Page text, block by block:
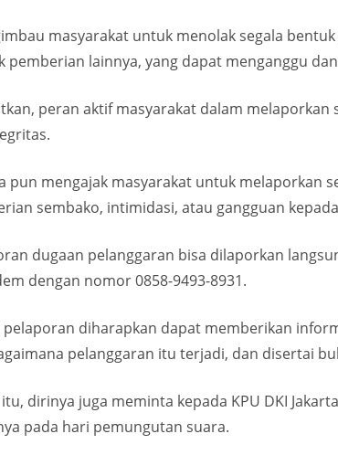
masyarakat untuk menolak segala
pemberian lainnya, yang dapat menganggu
peran aktif masyarakat dalam
pun mengajak masyarakat untuk melaporkan
sembako, intimidasi, atau gangguan
dugaan pelanggaran bisa dilaporkan
dengan nomor 0858-9493-8931.
pelaporan diharapkan dapat memberikan
pelanggaran itu terjadi, dan disertai
dirinya juga meminta kepada KPU DKI
pada hari pemungutan suara.